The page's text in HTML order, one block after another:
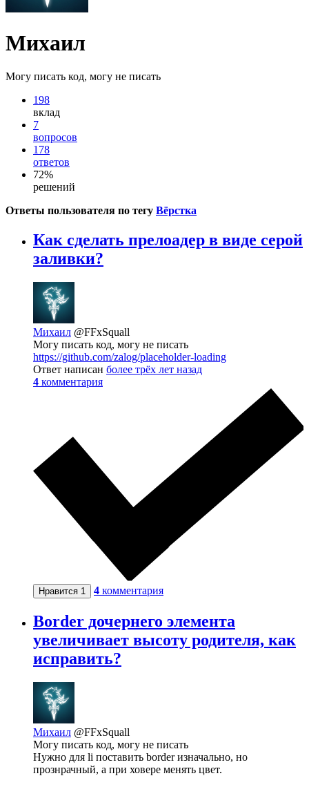
Михаил
Могу писать код, могу не писать
198
вклад
7
вопросов
178
ответов
72%
решений
Ответы пользователя по тегу Вёрстка
Как сделать прелоадер в виде серой
заливки?
Михаил @FFxSquall
Могу писать код, могу не писать
https://github.com/zalog/placeholder-loading
Ответ написан более трёх лет назад
4 комментария
Нравится 1 4 комментария
Border дочернего элемента
увеличивает высоту родителя, как
исправить?
Михаил @FFxSquall
Могу писать код, могу не писать
Нужно для li поставить border изначально, но
прознрачный, а при ховере менять цвет.